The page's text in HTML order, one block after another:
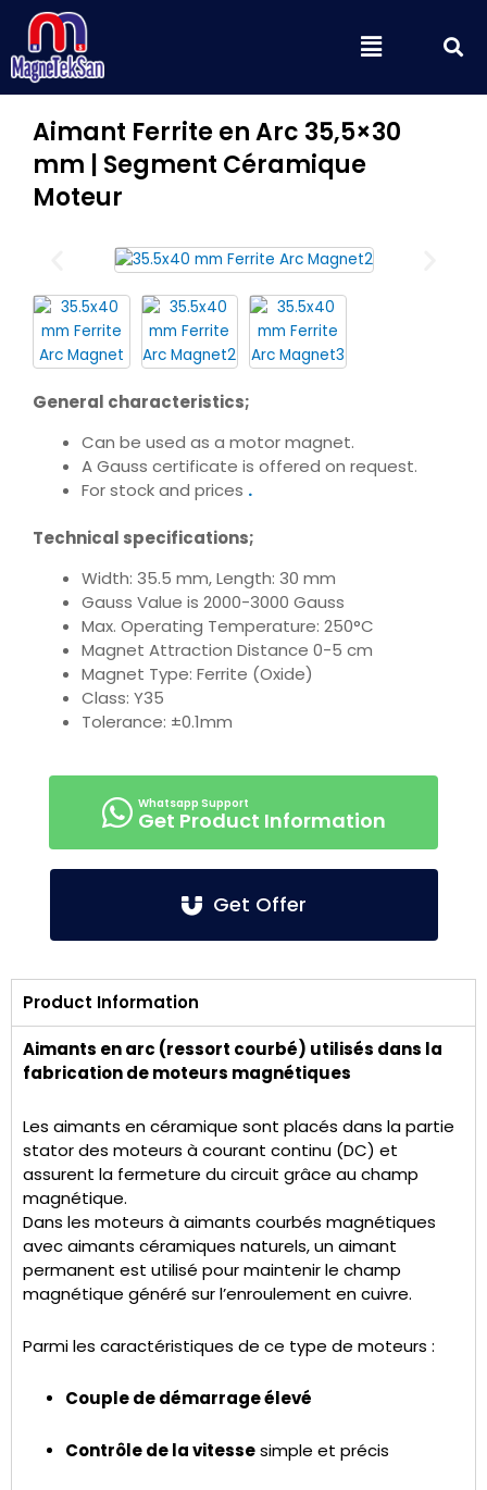
contenu
Menu
Aimant Ferrite en Arc 35,5×30
mm | Segment Céramique
Moteur
General characteristics;
Can be used as a motor magnet.
A Gauss certificate is offered on request.
For stock and prices .
Technical specifications;
Width: 35.5 mm, Length: 30 mm
Gauss Value is 2000-3000 Gauss
Max. Operating Temperature: 250°C
Magnet Attraction Distance 0-5 cm
Magnet Type: Ferrite (Oxide)
Class: Y35
Tolerance: ±0.1mm
Get Product Information
Get Offer
Product Information
Aimants en arc (ressort courbé) utilisés dans la
fabrication de moteurs magnétiques
Les aimants en céramique sont placés dans la partie
stator des moteurs à courant continu (DC) et
assurent la fermeture du circuit grâce au champ
magnétique.
Dans les moteurs à aimants courbés magnétiques
avec aimants céramiques naturels, un aimant
permanent est utilisé pour maintenir le champ
magnétique généré sur l’enroulement en cuivre.
Parmi les caractéristiques de ce type de moteurs :
Couple de démarrage élevé
Contrôle de la vitessesimple et précis